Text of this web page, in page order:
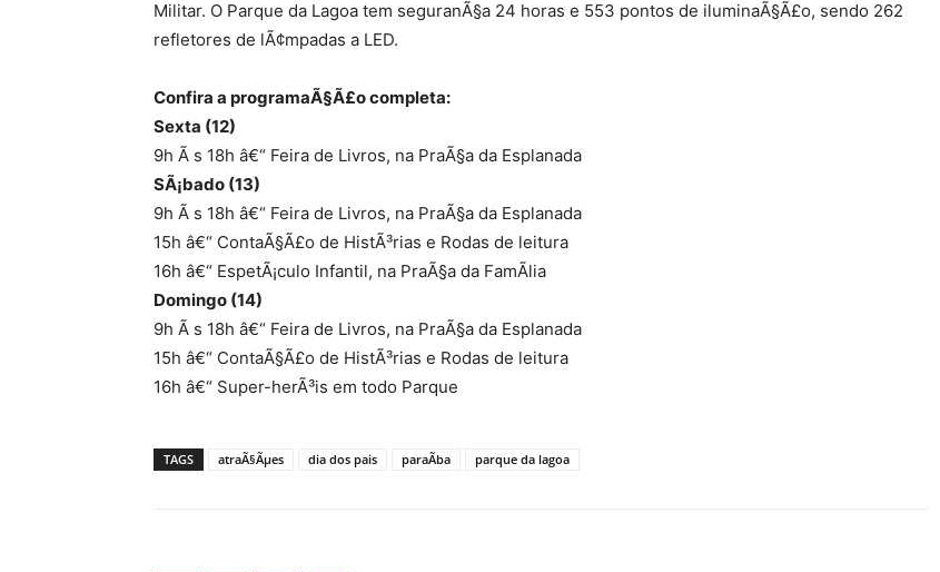
Militar. O Parque da Lagoa tem seguranÃ§a 24 horas e 553 pontos de iluminaÃ§Ã£o, sendo 262
refletores de lÃ¢mpadas a LED.
Confira a programaÃ§Ã£o completa:
Sexta (12)
9h Ã s 18h â€“ Feira de Livros, na PraÃ§a da Esplanada
SÃ¡bado (13)
9h Ã s 18h â€“ Feira de Livros, na PraÃ§a da Esplanada
15h â€“ ContaÃ§Ã£o de HistÃ³rias e Rodas de leitura
16h â€“ EspetÃ¡culo Infantil, na PraÃ§a da FamÃ­lia
Domingo (14)
9h Ã s 18h â€“ Feira de Livros, na PraÃ§a da Esplanada
15h â€“ ContaÃ§Ã£o de HistÃ³rias e Rodas de leitura
16h â€“ Super-herÃ³is em todo Parque
TAGS atraÃ§Ãµes dia dos pais paraÃ­ba parque da lagoa